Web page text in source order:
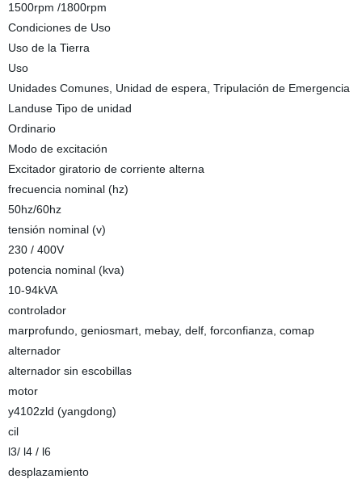
1500rpm /1800rpm
Condiciones de Uso
Uso de la Tierra
Uso
Unidades Comunes, Unidad de espera, Tripulación de Emergencia
Landuse Tipo de unidad
Ordinario
Modo de excitación
Excitador giratorio de corriente alterna
frecuencia nominal (hz)
50hz/60hz
tensión nominal (v)
230 / 400V
potencia nominal (kva)
10-94kVA
controlador
marprofundo, geniosmart, mebay, delf, forconfianza, comap
alternador
alternador sin escobillas
motor
y4102zld (yangdong)
cil
l3/ l4 / l6
desplazamiento